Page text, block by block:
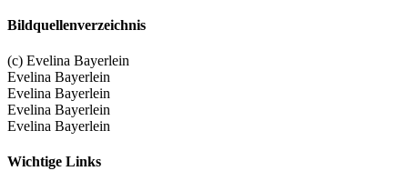
Bildquellenverzeichnis
(c) Evelina Bayerlein
Evelina Bayerlein
Evelina Bayerlein
Evelina Bayerlein
Evelina Bayerlein
Wichtige Links